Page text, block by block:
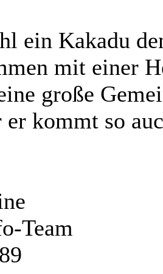
ein Kakadu
mit einer
große
er kommt so
Team